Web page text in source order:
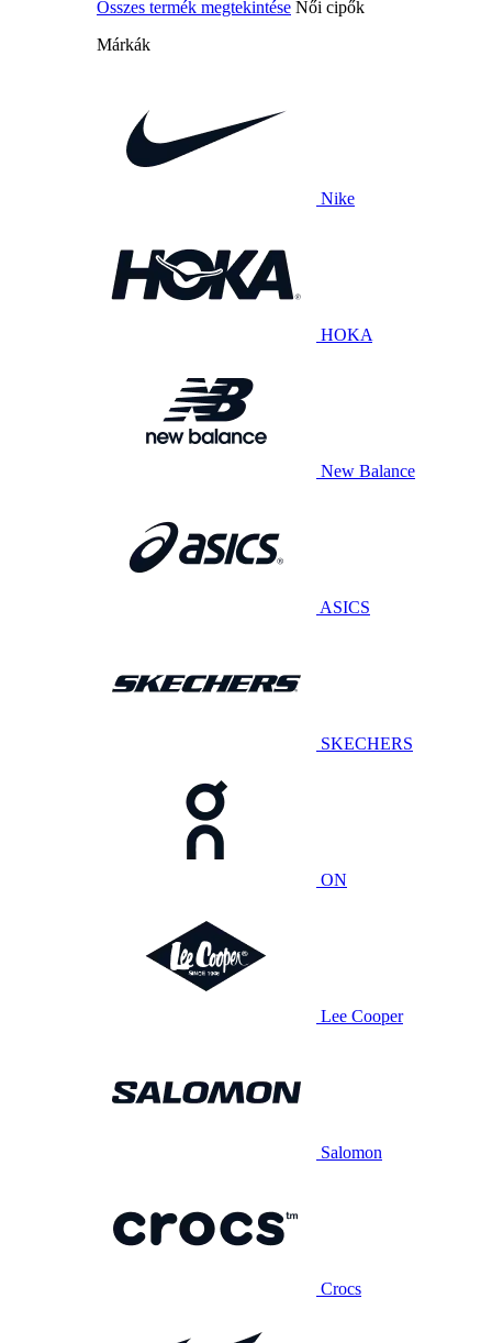
Összes termék megtekintése Női cipők
Márkák
Nike
HOKA
New Balance
ASICS
SKECHERS
ON
Lee Cooper
Salomon
Crocs